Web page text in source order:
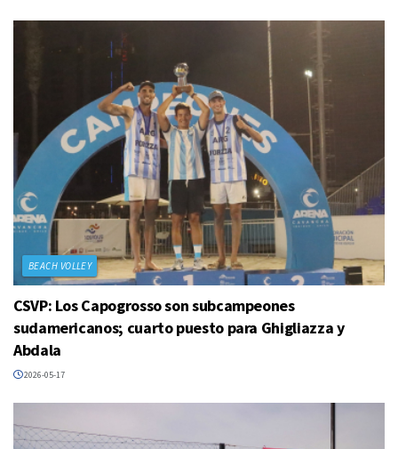
BEACH VOLLEY
CSVP: Los Capogrosso son subcampeones
sudamericanos; cuarto puesto para Ghigliazza y
Abdala
2026-05-17